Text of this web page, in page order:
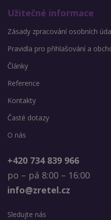
Užitečné informace
Zásady zpracování osobních
Pravidla pro přihlašování a
Články
Reference
Kontakty
Časté dotazy
O nás
+420 734 839 966
po – pá 8:00 – 16:00
info@zretel.cz
Sledujte nás